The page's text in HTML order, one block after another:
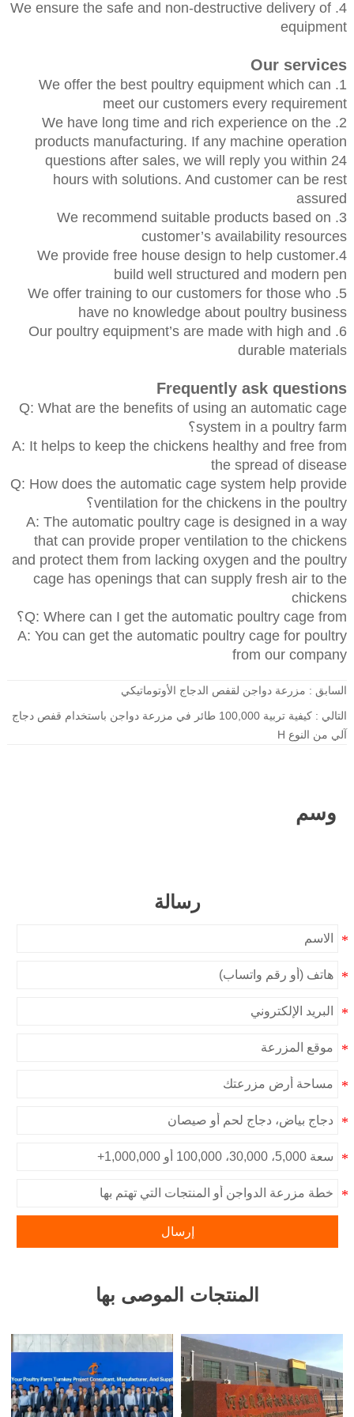
4. We ensure the safe and non-destructive delivery of
equipment
Our services
1. We offer the best poultry equipment which can
meet our customers every requirement
2. We have long time and rich experience on the
products manufacturing. If any machine operation
questions after sales, we will reply you within 24
hours with solutions. And customer can be rest
assured
3. We recommend suitable products based on
customer’s availability resources
4.We provide free house design to help customer
build well structured and modern pen
5. We offer training to our customers for those who
have no knowledge about poultry business
6. Our poultry equipment’s are made with high and
durable materials
Frequently ask questions
Q: What are the benefits of using an automatic cage
system in a poultry farm؟
A: It helps to keep the chickens healthy and free from
the spread of disease
Q: How does the automatic cage system help provide
ventilation for the chickens in the poultry؟
A: The automatic poultry cage is designed in a way
that can provide proper ventilation to the chickens
and protect them from lacking oxygen and the poultry
cage has openings that can supply fresh air to the
chickens
Q: Where can I get the automatic poultry cage from؟
A: You can get the automatic poultry cage for poultry
from our company
السابق : مزرعة دواجن لقفص الدجاج الأوتوماتيكي
التالي :
كيفية تربية 100,000 طائر في مزرعة دواجن باستخدام قفص دجاج
آلي من النوع H
وسم
رسالة
إرسال
المنتجات الموصى بها